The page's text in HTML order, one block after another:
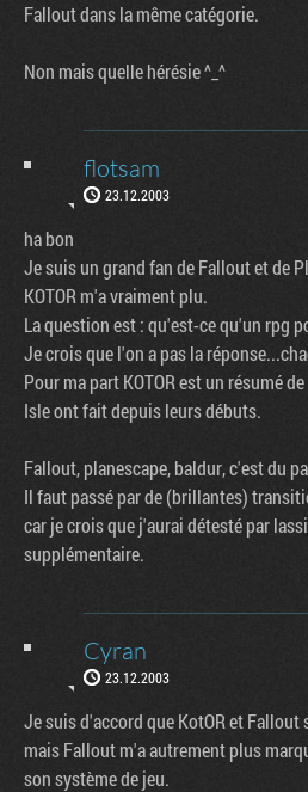
Fallout dans la même catégorie.
Non mais quelle hérésie ^_^
flotsam
23.12.2003
ha bon
Je suis un grand fan de Fallout et de
KOTOR m'a vraiment plu.
La question est : qu'est-ce qu'un rpg
Je crois que l'on a pas la
Pour ma part KOTOR est un résumé
Isle ont fait depuis leurs débuts.
Fallout, planescape, baldur, c'est du
Il faut passé par de (brillantes)
car je crois que j'aurai détesté par
supplémentaire.
Cyran
23.12.2003
Je suis d'accord que KotOR et
mais Fallout m'a autrement plus
son système de jeu.